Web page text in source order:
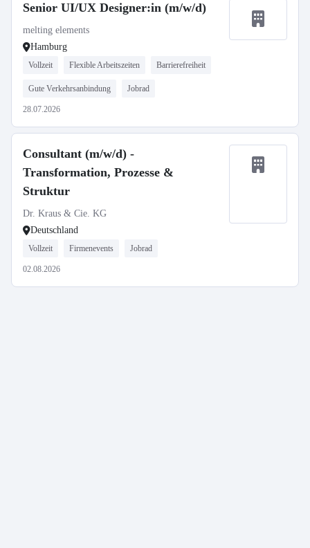
Senior UI/UX Designer:in (m/w/d)
melting elements
Hamburg
Vollzeit Flexible Arbeitszeiten Barrierefreiheit
Gute Verkehrsanbindung Jobrad
28.07.2026
Consultant (m/w/d) -
Transformation, Prozesse &
Struktur
Dr. Kraus & Cie. KG
Deutschland
Vollzeit Firmenevents Jobrad
02.08.2026